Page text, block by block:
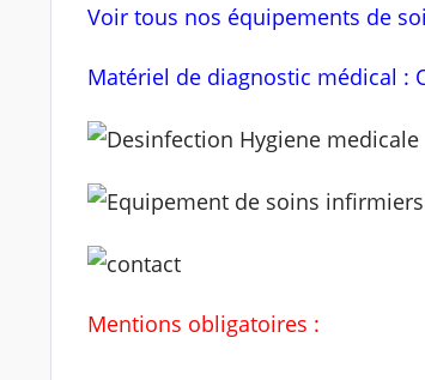
Voir tous nos équipements de
Matériel de diagnostic médical :
Mentions obligatoires :